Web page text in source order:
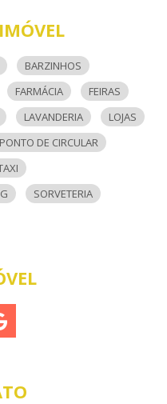
BARZINHOS
FARMÁCIA
FEIRAS
LAVANDERIA
LOJAS
PONTO DE CIRCULAR
SORVETERIA